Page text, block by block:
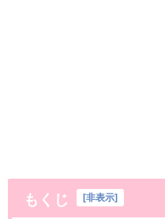
もくじ 非表示